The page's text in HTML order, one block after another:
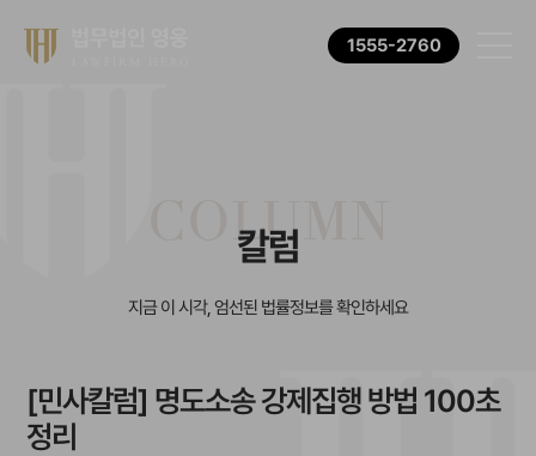
1555-2760
COLUMN
칼럼
지금 이 시각, 엄선된 법률정보를 확인하세요
[민사칼럼] 명도소송 강제집행 방법 100초
정리